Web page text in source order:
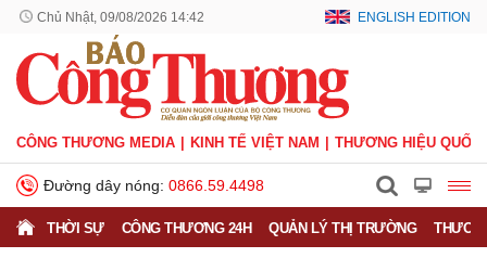
Chủ Nhật, 09/08/2026 14:42 ENGLISH EDITION
CÔNG THƯƠNG MEDIA KINH TẾ VIỆT NAM THƯƠNG HIỆU QUỐC
Đường dây nóng: 0866.59.4498
THỜI SỰ CÔNG THƯƠNG 24H QUẢN LÝ THỊ TRƯỜNG